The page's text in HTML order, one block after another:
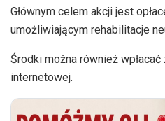
Głównym celem akcji jest
umożliwiającym rehabilitacje
Środki można również
internetowej.